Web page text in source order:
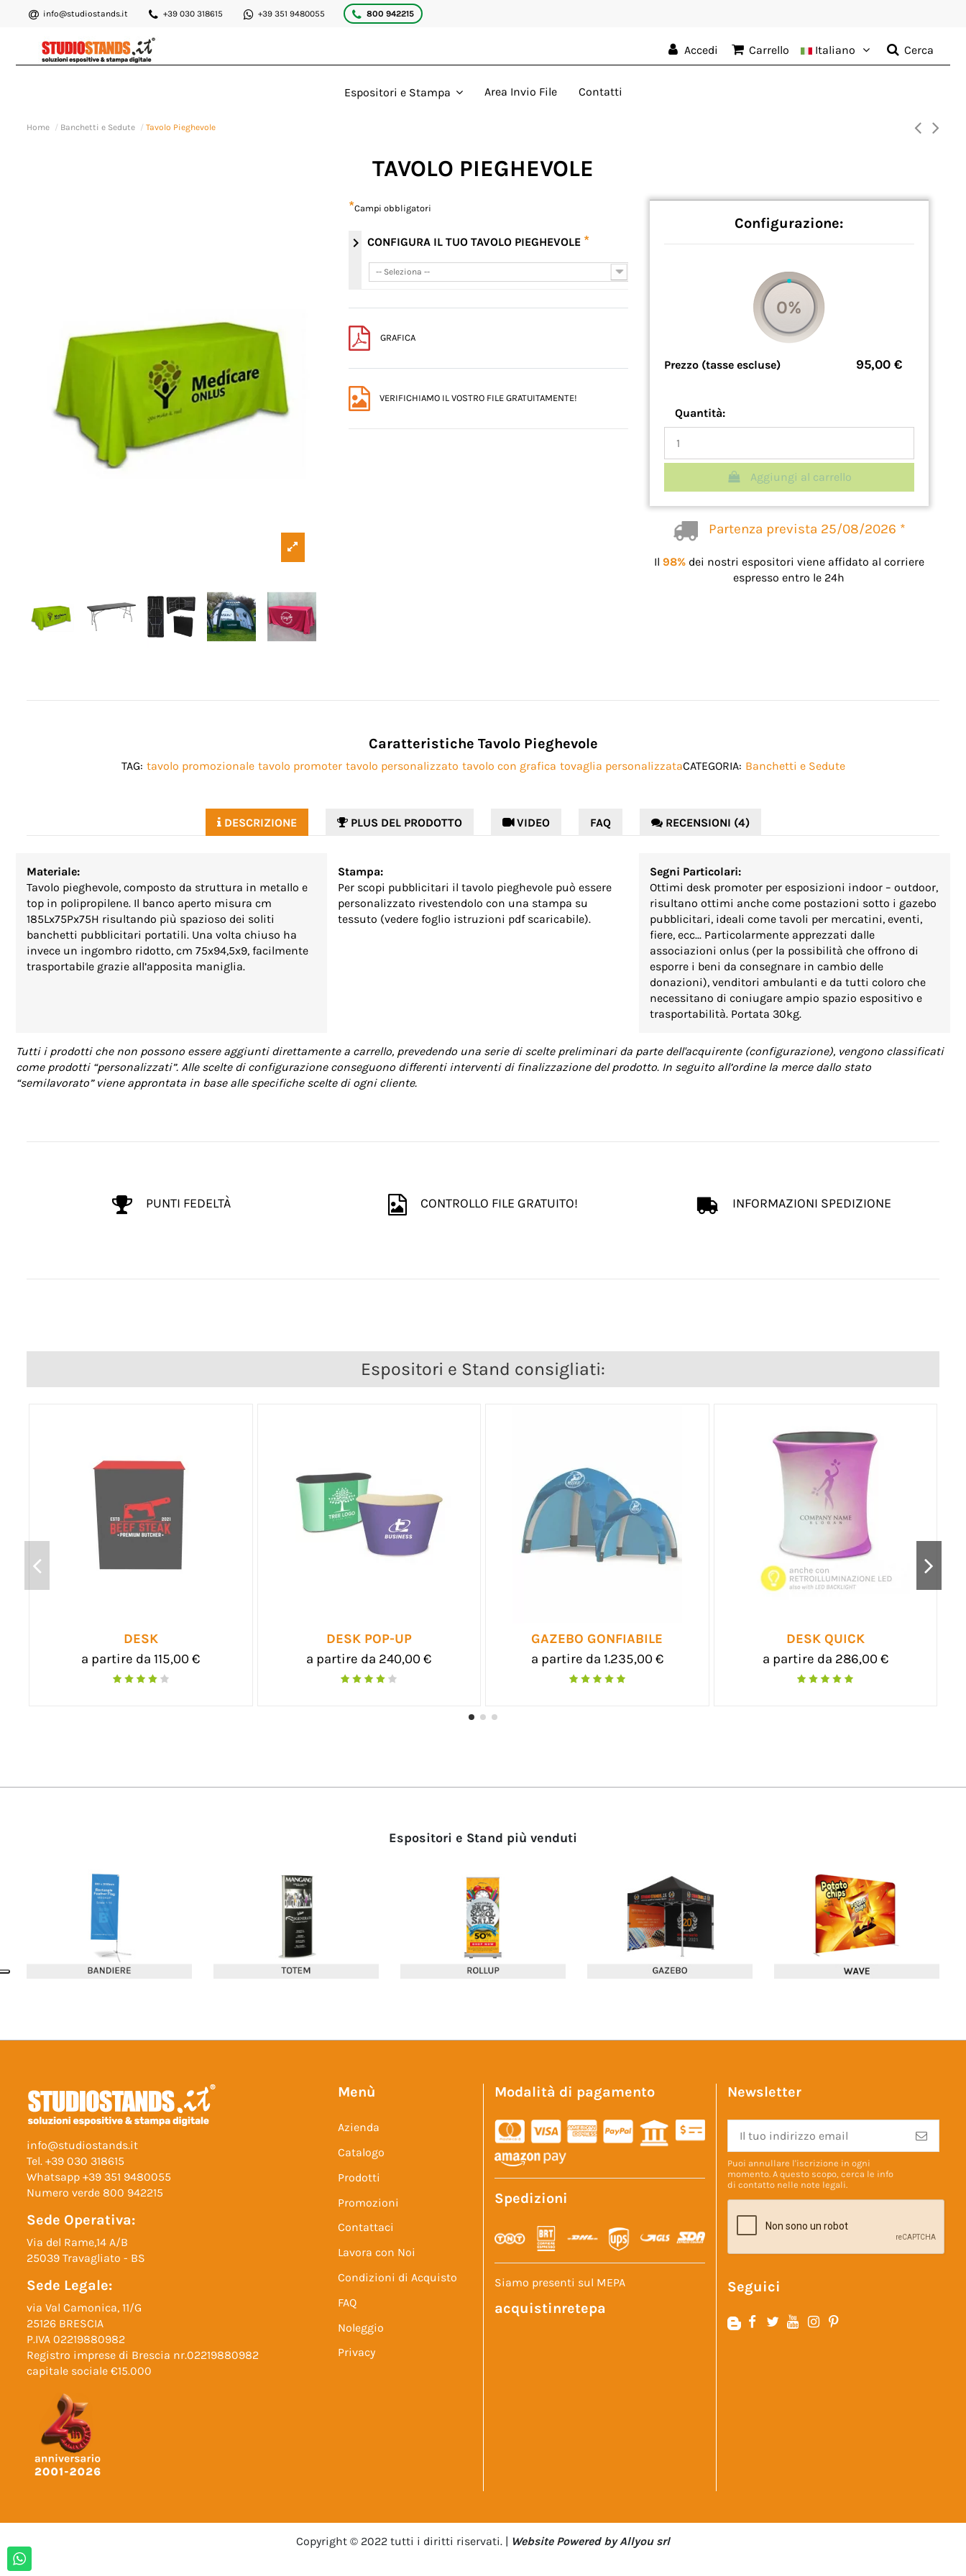
info@studiostands.it +39 030 318615 +39 351 9480055 800 942215
Accedi Carrello Italiano Cerca
Espositori e Stampa Area Invio File Contatti
Home Banchetti e Sedute Tavolo Pieghevole
TAVOLO PIEGHEVOLE
*Campi obbligatori
chevron_right CONFIGURA IL TUO TAVOLO PIEGHEVOLE *
-- Seleziona --
-- Seleziona --
GRAFICA
VERIFICHIAMO IL VOSTRO FILE GRATUITAMENTE!
Configurazione:
0%
Prezzo (tasse escluse) 95,00 €
Quantità:
Aggiungi al carrello
Partenza prevista 25/08/2026 *
Il 98%dei nostri espositori viene affidato al corriere
espresso entro le 24h
Caratteristiche Tavolo Pieghevole
TAG: tavolo promozionale tavolo promoter tavolo personalizzato tavolo con grafica tovaglia personalizzataCATEGORIA: Banchetti e Sedute
DESCRIZIONE PLUS DEL PRODOTTO  VIDEO FAQ RECENSIONI (4)
Materiale:
Tavolo pieghevole, composto da struttura in metallo e
top in polipropilene. Il banco aperto misura cm
185Lx75Px75H risultando più spazioso dei soliti
banchetti pubblicitari portatili. Una volta chiuso ha
invece un ingombro ridotto, cm 75x94,5x9, facilmente
trasportabile grazie all’apposita maniglia.
Stampa:
Per scopi pubblicitari il tavolo pieghevole può essere
personalizzato rivestendolo con una stampa su
tessuto (vedere foglio istruzioni pdf scaricabile).
Segni Particolari:
Ottimi desk promoter per esposizioni indoor – outdoor,
risultano ottimi anche come postazioni sotto i gazebo
pubblicitari, ideali come tavoli per mercatini, eventi,
fiere, ecc... Particolarmente apprezzati dalle
associazioni onlus (per la possibilità che offrono di
esporre i beni da consegnare in cambio delle
donazioni), venditori ambulanti e da tutti coloro che
necessitano di coniugare ampio spazio espositivo e
trasportabilità. Portata 30kg.
Tutti i prodotti che non possono essere aggiunti direttamente a carrello, prevedendo una serie di scelte preliminari da parte dell'acquirente (configurazione), vengono classificati
come prodotti “personalizzati”. Alle scelte di configurazione conseguono differenti interventi di finalizzazione del prodotto. In seguito all’ordine la merce dallo stato
“semilavorato” viene approntata in base alle specifiche scelte di ogni cliente.
PUNTI FEDELTÀ CONTROLLO FILE GRATUITO! INFORMAZIONI SPEDIZIONE
Espositori e Stand consigliati:
DESK POP-UP TESSILE
a partire da 198,00 €
GAZEBO
a partire da 290,00 €
DESK DROP
a partire da 235,00 €
DESK MAG
a partire da 225,00 €
Espositori e Stand più venduti
info@studiostands.it
Tel. +39 030 318615
Whatsapp +39 351 9480055
Numero verde 800 942215
Sede Operativa:
Via del Rame,14 A/B
25039 Travagliato - BS
Sede Legale:
via Val Camonica, 11/G
25126 BRESCIA
P.IVA 02219880982
Registro imprese di Brescia nr.02219880982
capitale sociale €15.000
Menù
Azienda
Catalogo
Prodotti
Promozioni
Contattaci
Lavora con Noi
Condizioni di Acquisto
FAQ
Noleggio
Privacy
Modalità di pagamento
Spedizioni
Siamo presenti sul MEPA
acquistinretepa
Newsletter
Puoi annullare l'iscrizione in ogni
momento. A questo scopo, cerca le info
di contatto nelle note legali.
Seguici
Copyright © 2022 tutti i diritti riservati. | Website Powered by Allyou srl